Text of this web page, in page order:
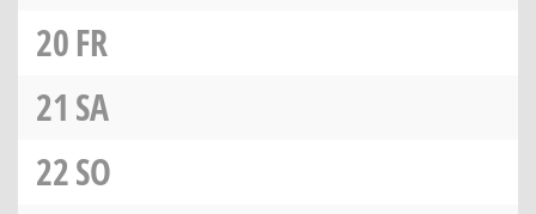
20FR
21 SA
22SO